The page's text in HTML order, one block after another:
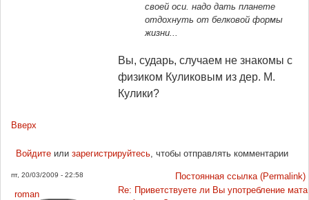
своей оси. надо дать планете
отдохнуть от белковой формы
жизни...
Вы, сударь, случаем не знакомы с
физиком Куликовым из дер. М.
Кулики?
Вверх
Войдитеили зарегистрируйтесь, чтобы отправлять комментарии
пт, 20/03/2009 - 22:58
Постоянная ссылка (Permalink)
roman
Re: Приветствуете ли Вы употребление мата